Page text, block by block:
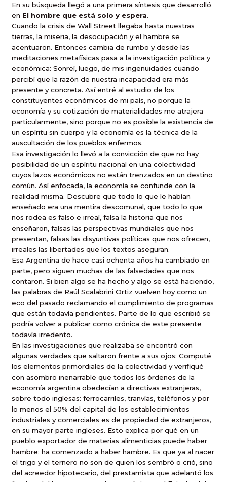
En su búsqueda llegó a una primera síntesis que desarrolló
en El hombre que está solo y espera.
Cuando la crisis de Wall Street llegaba hasta nuestras
tierras, la miseria, la desocupación y el hambre se
acentuaron. Entonces cambia de rumbo y desde las
meditaciones metafísicas pasa a la investigación política y
económica: Sonreí, luego, de mis ingenuidades cuando
percibí que la razón de nuestra incapacidad era más
presente y concreta. Así entré al estudio de los
constituyentes económicos de mi país, no porque la
economía y su cotización de materialidades me atrajera
particularmente, sino porque no es posible la existencia de
un espíritu sin cuerpo y la economía es la técnica de la
auscultación de los pueblos enfermos.
Esa investigación lo llevó a la convicción de que no hay
posibilidad de un espíritu nacional en una colectividad
cuyos lazos económicos no están trenzados en un destino
común. Así enfocada, la economía se confunde con la
realidad misma. Descubre que todo lo que le habían
enseñado era una mentira descomunal, que todo lo que
nos rodea es falso e irreal, falsa la historia que nos
enseñaron, falsas las perspectivas mundiales que nos
presentan, falsas las disyuntivas políticas que nos ofrecen,
irreales las libertades que los textos aseguran.
Esa Argentina de hace casi ochenta años ha cambiado en
parte, pero siguen muchas de las falsedades que nos
contaron. Si bien algo se ha hecho y algo se está haciendo,
las palabras de Raúl Scalabrini Ortiz vuelven hoy como un
eco del pasado reclamando el cumplimiento de programas
que están todavía pendientes. Parte de lo que escribió se
podría volver a publicar como crónica de este presente
todavía irredento.
En las investigaciones que realizaba se encontró con
algunas verdades que saltaron frente a sus ojos: Computé
los elementos primordiales de la colectividad y verifiqué
con asombro inenarrable que todos los órdenes de la
economía argentina obedecían a directivas extranjeras,
sobre todo inglesas: ferrocarriles, tranvías, teléfonos y por
lo menos el 50% del capital de los establecimientos
industriales y comerciales es de propiedad de extranjeros,
en su mayor parte ingleses. Esto explica por qué en un
pueblo exportador de materias alimenticias puede haber
hambre: ha comenzado a haber hambre. Es que ya al nacer
el trigo y el ternero no son de quien los sembró o crió, sino
del acreedor hipotecario, del prestamista que adelantó los